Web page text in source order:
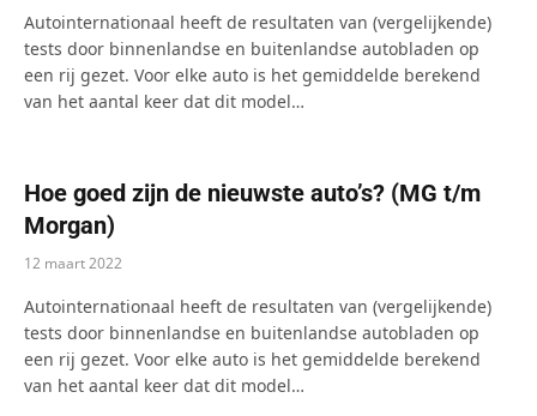
Autointernationaal heeft de resultaten van (vergelijkende)
tests door binnenlandse en buitenlandse autobladen op
een rij gezet. Voor elke auto is het gemiddelde berekend
van het aantal keer dat dit model…
Hoe goed zijn de nieuwste auto’s? (MG t/m
Morgan)
12 maart 2022
Autointernationaal heeft de resultaten van (vergelijkende)
tests door binnenlandse en buitenlandse autobladen op
een rij gezet. Voor elke auto is het gemiddelde berekend
van het aantal keer dat dit model…